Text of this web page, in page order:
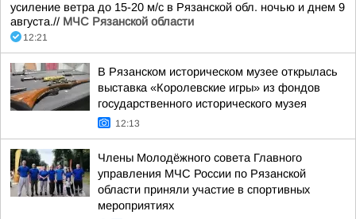
усиление ветра до 15-20 м/с в Рязанской обл. ночью и днем 9
августа.// МЧС Рязанской области
12:21
В Рязанском историческом музее открылась
выставка «Королевские игры» из фондов
государственного исторического музея
12:13
Члены Молодёжного совета Главного
управления МЧС России по Рязанской
области приняли участие в спортивных
мероприятиях